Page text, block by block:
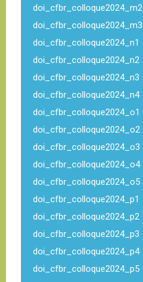
doi_cfbr_colloque2024_m2
doi_cfbr_colloque2024_m3
doi_cfbr_colloque2024_n1
doi_cfbr_colloque2024_n2
doi_cfbr_colloque2024_n3
doi_cfbr_colloque2024_n4
doi_cfbr_colloque2024_o1
doi_cfbr_colloque2024_o2
doi_cfbr_colloque2024_o3
doi_cfbr_colloque2024_o4
doi_cfbr_colloque2024_o5
doi_cfbr_colloque2024_p1
doi_cfbr_colloque2024_p2
doi_cfbr_colloque2024_p3
doi_cfbr_colloque2024_p4
doi_cfbr_colloque2024_p5